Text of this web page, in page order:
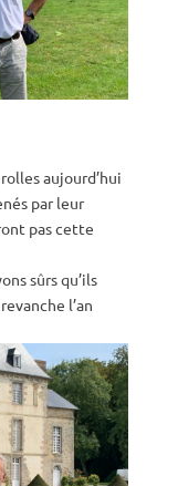
aujourd’hui
par leur
pas cette
sûrs qu’ils
l’an